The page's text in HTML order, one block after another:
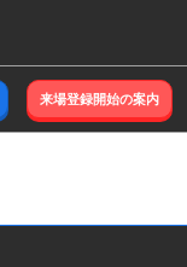
来場登録開始の案内